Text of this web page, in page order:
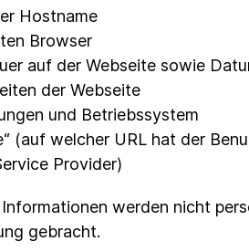
Hostname
Browser
auf der Webseite sowie
der Webseite
und Betriebssystem
(auf welcher URL hat der
Provider)
werden nicht
gebracht.